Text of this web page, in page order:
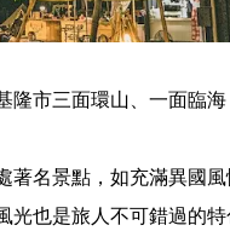
市三面環山、一面臨
名景點，如充滿異國
也是旅人不可錯過的特